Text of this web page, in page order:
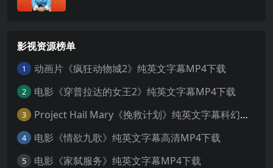
影视资源榜单
1 动画片《疯狂动物城2》纯英文字幕MP4下载
2 电影《穿普拉达的女王2》纯英文字幕MP4下载
3 Project Hail Mary《挽救计划》纯英文字幕科幻电影MP4下载
4 电影《情欲九歌》纯英文字幕高清MP4下载
5 电影《家弑服务》纯英文字幕MP4下载